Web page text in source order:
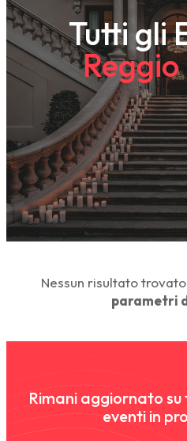
Tutti gli
Nessun risultato
parametri
Rimani aggiornato su
eventi in